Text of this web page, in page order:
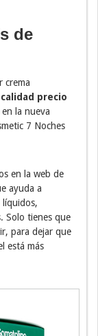
de
crema
precio
la nueva
7 Noches
en la web de
ayuda a
líquidos,
Solo tienes que
para dejar que
está más